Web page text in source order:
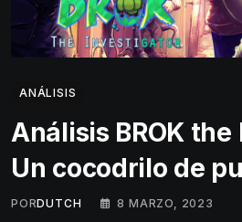
ANÁLISIS
Análisis BROK
Un cocodrilo de
PORDUTCH 8 MARZO, 2023